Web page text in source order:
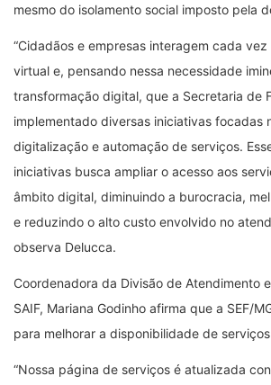
mesmo do isolamento social imposto pela
“Cidadãos e empresas interagem cada
virtual e, pensando nessa necessidade
transformação digital, que a Secretaria de
implementado diversas iniciativas focadas
digitalização e automação de serviços.
iniciativas busca ampliar o acesso aos
âmbito digital, diminuindo a burocracia,
e reduzindo o alto custo envolvido no
observa Delucca.
Coordenadora da Divisão de Atendimento
SAIF, Mariana Godinho afirma que a SEF/
para melhorar a disponibilidade de
“Nossa página de serviços é atualizada